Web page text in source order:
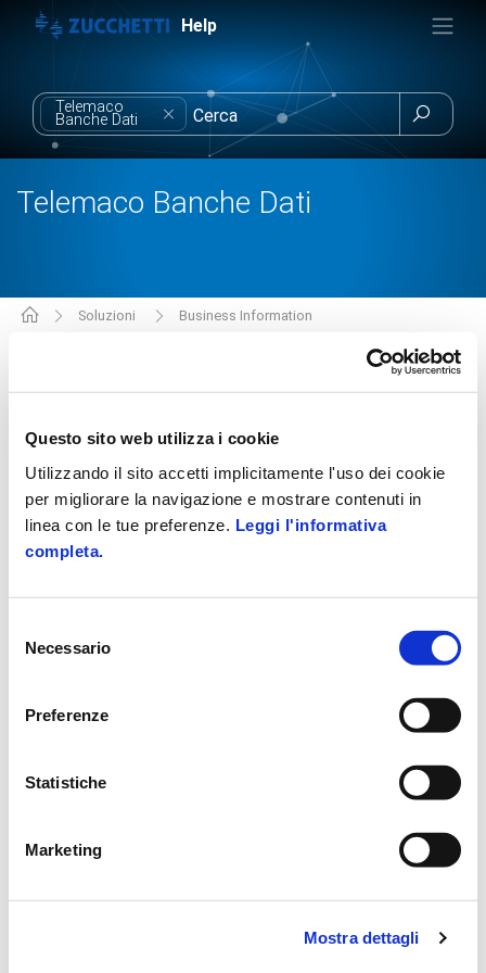
Questo sito web utilizza i cookie
Utilizzando il sito accetti implicitamente l'uso dei cookie
per migliorare la navigazione e mostrare contenuti in
linea con le tue preferenze. Leggi l'informativa
completa.
delNecessario
Preferenze
Statistiche
Marketing
Mostra dettagli
Help
Telemaco
Banche Dati 
Telemaco Banche Dati
Soluzioni Business Information
Cosa devo fare per poter attivare il servizio
Telemaco?
Quali funzionalità offre il servizio Telemaco
È possibile effettuare l’invio delle pratiche
Perché mi viene richiesto il Credito prepagato per